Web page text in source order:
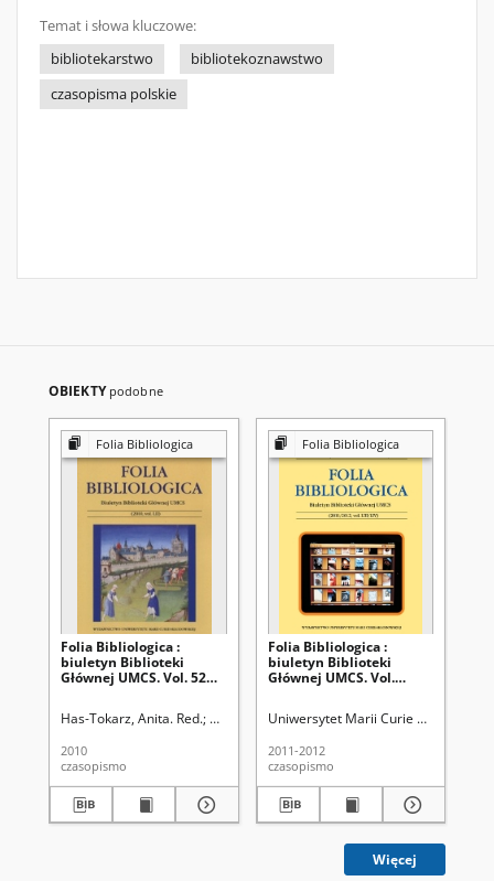
Temat i słowa kluczowe:
bibliotekarstwo
bibliotekoznawstwo
czasopisma polskie
OBIEKTY podobne
Folia Bibliologica
Folia Bibliologica :
biuletyn Biblioteki
Głównej UMCS. Vol. 52
Has-Tokarz, Anita. Red. Uniwersytet Marii Curie Skłodowskiej (Lublin).
2010
czasopismo
Folia Bibliologica
Folia Bibliologica :
biuletyn Biblioteki
Głównej UMCS. Vol.
Uniwersytet Marii Curie
2011-2012
czasopismo
Więcej